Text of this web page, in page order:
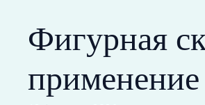
Фигурная